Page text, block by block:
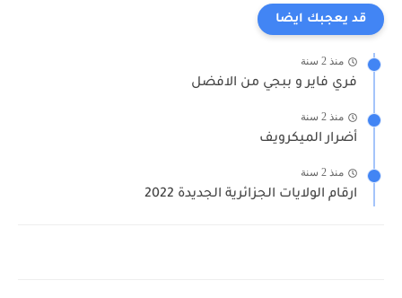
قد يعجبك ايضا
منذ 2 سنة
فري فاير و ببجي من الافضل
منذ 2 سنة
أضرار الميكرويف
منذ 2 سنة
ارقام الولايات الجزائرية الجديدة 2022